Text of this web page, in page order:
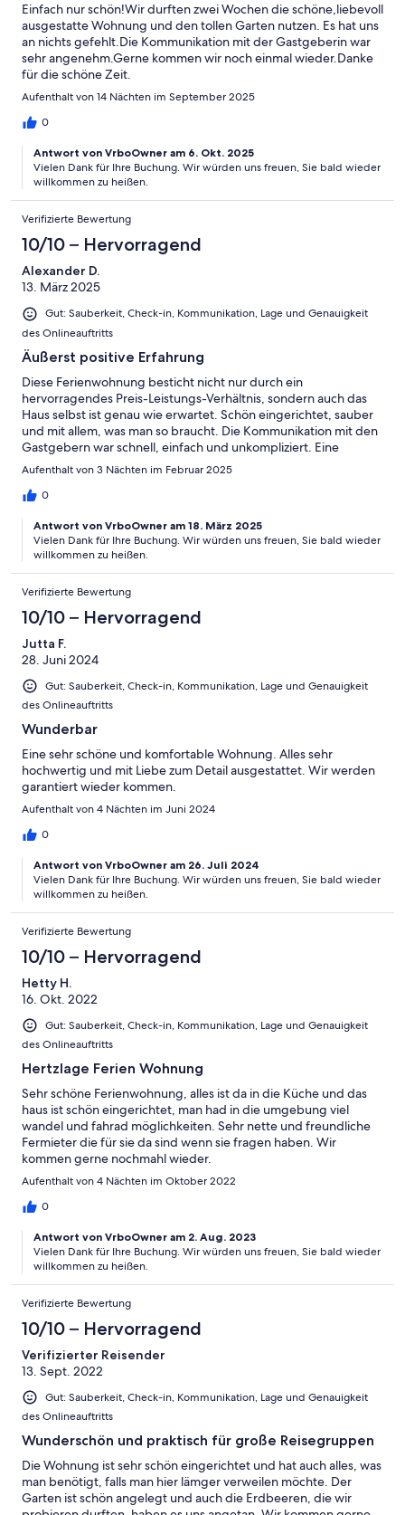
Einfach nur schön!Wir durften zwei Wochen die schöne,liebevoll
ausgestatte Wohnung und den tollen Garten nutzen. Es hat uns
an nichts gefehlt.Die Kommunikation mit der Gastgeberin war
sehr angenehm.Gerne kommen wir noch einmal wieder.Danke
für die schöne Zeit.
Aufenthalt von 14 Nächten im September 2025
0
Antwort von VrboOwner am 6. Okt. 2025
Vielen Dank für Ihre Buchung. Wir würden uns freuen, Sie bald wieder
willkommen zu heißen.
Verifizierte Bewertung
10/10 – Hervorragend
Alexander D.
13. März 2025
Gut: Sauberkeit, Check-in, Kommunikation, Lage und Genauigkeit
des Onlineauftritts
Äußerst positive Erfahrung
Diese Ferienwohnung besticht nicht nur durch ein
hervorragendes Preis-Leistungs-Verhältnis, sondern auch das
Haus selbst ist genau wie erwartet. Schön eingerichtet, sauber
und mit allem, was man so braucht. Die Kommunikation mit den
Gastgebern war schnell, einfach und unkompliziert. Eine
Rechnung wurde mir ohne Probleme und in vollem Umfang
dieses Objekt gern wieder.
Aufenthalt von 3 Nächten im Februar 2025
0
Antwort von VrboOwner am 18. März 2025
Vielen Dank für Ihre Buchung. Wir würden uns freuen, Sie bald wieder
willkommen zu heißen.
Verifizierte Bewertung
10/10 – Hervorragend
Jutta F.
28. Juni 2024
Gut: Sauberkeit, Check-in, Kommunikation, Lage und Genauigkeit
des Onlineauftritts
Wunderbar
Eine sehr schöne und komfortable Wohnung. Alles sehr
hochwertig und mit Liebe zum Detail ausgestattet. Wir werden
garantiert wieder kommen.
Aufenthalt von 4 Nächten im Juni 2024
0
Antwort von VrboOwner am 26. Juli 2024
Vielen Dank für Ihre Buchung. Wir würden uns freuen, Sie bald wieder
willkommen zu heißen.
Verifizierte Bewertung
10/10 – Hervorragend
Hetty H.
16. Okt. 2022
Gut: Sauberkeit, Check-in, Kommunikation, Lage und Genauigkeit
des Onlineauftritts
Hertzlage Ferien Wohnung
Sehr schöne Ferienwohnung, alles ist da in die Küche und das
haus ist schön eingerichtet, man had in die umgebung viel
wandel und fahrad möglichkeiten. Sehr nette und freundliche
Fermieter die für sie da sind wenn sie fragen haben. Wir
kommen gerne nochmahl wieder.
Aufenthalt von 4 Nächten im Oktober 2022
0
Antwort von VrboOwner am 2. Aug. 2023
Vielen Dank für Ihre Buchung. Wir würden uns freuen, Sie bald wieder
willkommen zu heißen.
Verifizierte Bewertung
10/10 – Hervorragend
Verifizierter Reisender
13. Sept. 2022
Gut: Sauberkeit, Check-in, Kommunikation, Lage und Genauigkeit
des Onlineauftritts
Wunderschön und praktisch für große Reisegruppen
Die Wohnung ist sehr schön eingerichtet und hat auch alles, was
man benötigt, falls man hier lämger verweilen möchte. Der
Garten ist schön angelegt und auch die Erdbeeren, die wir